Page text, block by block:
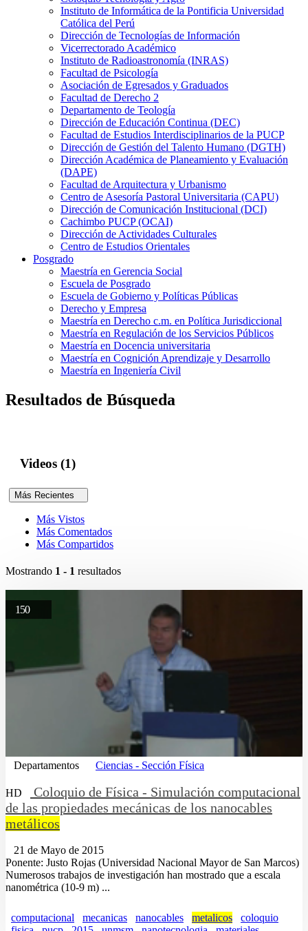
Instituto de Informática de la Pontificia Universidad
Católica del Perú
Dirección de Tecnologías de Información
Vicerrectorado Académico
Instituto de Radioastronomía (INRAS)
Facultad de Psicología
Asociación de Egresados y Graduados
Facultad de Derecho 2
Departamento de Teología
Dirección de Educación Continua (DEC)
Facultad de Estudios Interdisciplinarios de la PUCP
Dirección de Gestión del Talento Humano (DGTH)
Dirección Académica de Planeamiento y Evaluación
(DAPE)
Facultad de Arquitectura y Urbanismo
Centro de Asesoría Pastoral Universitaria (CAPU)
Dirección de Comunicación Institucional (DCI)
Cachimbo PUCP (OCAI)
Dirección de Actividades Culturales
Centro de Estudios Orientales
Posgrado
Maestría en Gerencia Social
Escuela de Posgrado
Escuela de Gobierno y Políticas Públicas
Derecho y Empresa
Maestría en Derecho c.m. en Política Jurisdiccional
Maestría en Regulación de los Servicios Públicos
Maestría en Docencia universitaria
Maestría en Cognición Aprendizaje y Desarrollo
Maestría en Ingeniería Civil
Resultados de Búsqueda
Videos (1)
Más Recientes
Más Vistos
Más Comentados
Más Compartidos
Mostrando 1 - 1 resultados
150
Departamentos Ciencias - Sección Física
HD
Coloquio de Física - Simulación computacional
de las propiedades mecánicas de los nanocables
metálicos
21 de Mayo de 2015
Ponente: Justo Rojas (Universidad Nacional Mayor de San Marcos)
Numerosos trabajos de investigación han mostrado que a escala
nanométrica (10-9 m) ...
computacional mecanicas nanocables metalicos
coloquio